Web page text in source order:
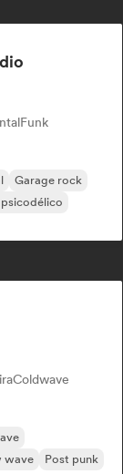
Funk
Garage rock
Coldwave
wave
Post punk